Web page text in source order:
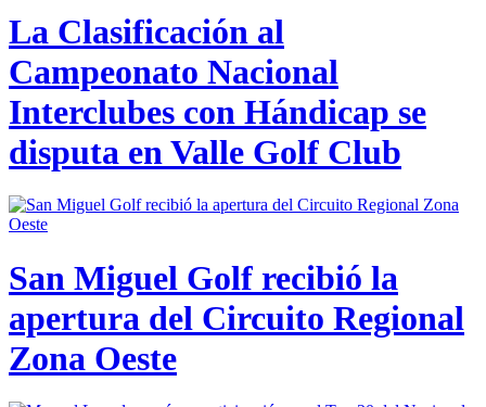
La Clasificación al
Campeonato Nacional
Interclubes con Hándicap se
disputa en Valle Golf Club
San Miguel Golf recibió la
apertura del Circuito Regional
Zona Oeste